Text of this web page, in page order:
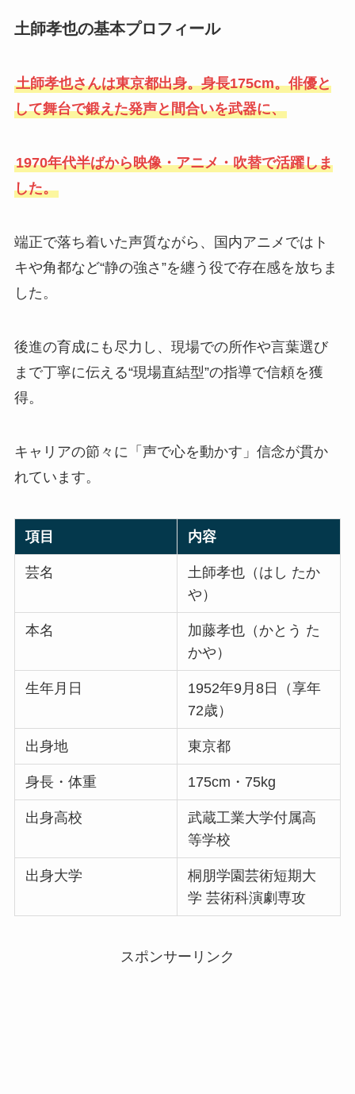
土師孝也の基本プロフィール
土師孝也さんは東京都出身。身長175cm。俳優と
して舞台で鍛えた発声と間合いを武器に、
1970年代半ばから映像・アニメ・吹替で活躍しま
した。
端正で落ち着いた声質ながら、国内アニメではト
キや角都など“静の強さ”を纏う役で存在感を放ちま
した。
後進の育成にも尽力し、現場での所作や言葉選び
まで丁寧に伝える“現場直結型”の指導で信頼を獲
得。
キャリアの節々に「声で心を動かす」信念が貫か
れています。
項目 内容
芸名
土師孝也（はし たか
や）
本名
加藤孝也（かとう た
かや）
生年月日
1952年9月8日（享年
72歳）
出身地 東京都
身長・体重 175cm・75kg
出身高校
武蔵工業大学付属高
等学校
出身大学
桐朋学園芸術短期大
学 芸術科演劇専攻
スポンサーリンク